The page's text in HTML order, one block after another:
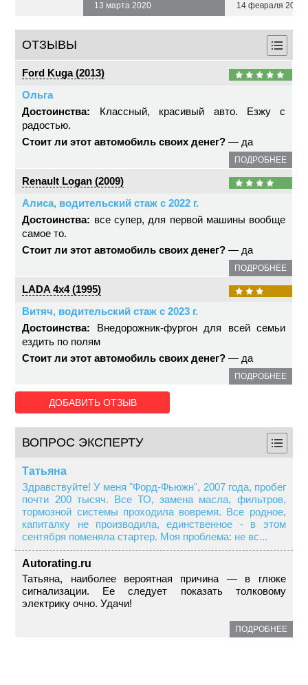
13 марта 2020 14 февраля 2020
ОТЗЫВЫ
Ford Kuga (2013)
Ольга
Достоинства: Классный, красивый авто. Езжу с
радостью.
Стоит ли этот автомобиль своих денег? — да
ПОДРОБНЕЕ
Renault Logan (2009)
Алиса, водительский стаж с 2022 г.
Достоинства: все супер, для первой машины вообще
самое то.
Стоит ли этот автомобиль своих денег? — да
ПОДРОБНЕЕ
LADA 4x4 (1995)
Витяч, водительский стаж с 2023 г.
Достоинства: Внедорожник-фургон для всей семьи
ездить по полям
Стоит ли этот автомобиль своих денег? — да
ПОДРОБНЕЕ
ДОБАВИТЬ ОТЗЫВ
ВОПРОС ЭКСПЕРТУ
Татьяна
Здравствуйте! У меня "Форд-Фьюжн", 2007 года, пробег
почти 200 тысяч. Все ТО, замена масла, фильтров,
тормозной системы проходила вовремя. Все родное,
капиталку не производила, единственное - в этом
сентября поменяла стартер. Моя проблема: не вс...
Autorating.ru
Татьяна, наиболее вероятная причина — в глюке
сигнализации. Ее следует показать толковому
электрику очно. Удачи!
ПОДРОБНЕЕ